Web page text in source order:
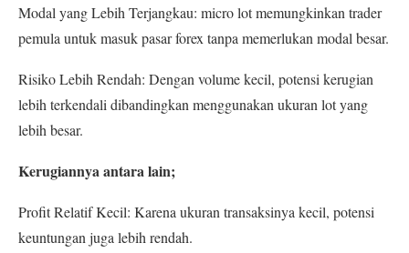
Modal yang Lebih Terjangkau: micro lot memungkinkan trader
pemula untuk masuk pasar forex tanpa memerlukan modal besar.
Risiko Lebih Rendah: Dengan volume kecil, potensi kerugian
lebih terkendali dibandingkan menggunakan ukuran lot yang
lebih besar.
Kerugiannya antara lain;
Profit Relatif Kecil: Karena ukuran transaksinya kecil, potensi
keuntungan juga lebih rendah.